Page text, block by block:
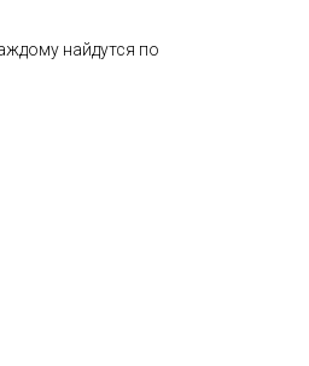
найдутся по